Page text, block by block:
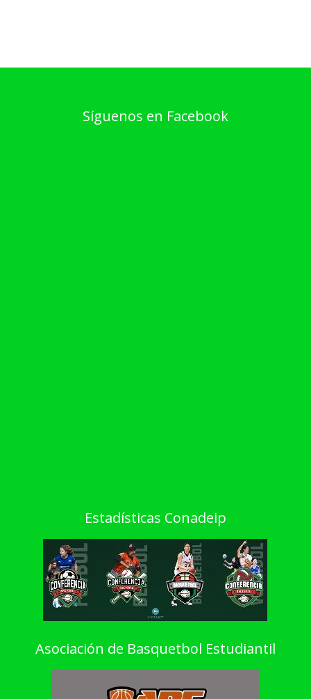
Síguenos en Facebook
Estadísticas Conadeip
Asociación de Basquetbol Estudiantil